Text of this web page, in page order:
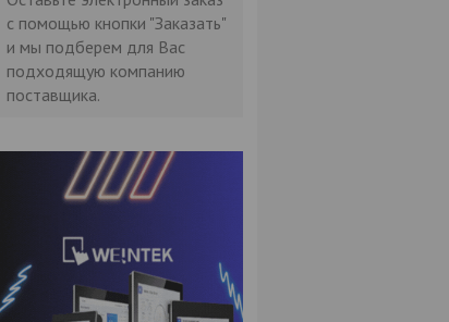
с помощью кнопки "Заказать"
и мы подберем для Вас
подходящую компанию
поставщика.